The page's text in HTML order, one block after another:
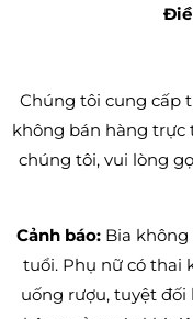
Chúng tôi cung cấp
không bán hàng trực
chúng tôi, vui lòng
Cảnh báo:Bia không
tuổi. Phụ nữ có thai
uống rượu, tuyệt đối